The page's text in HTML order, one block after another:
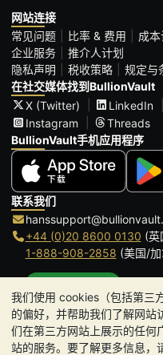
我们使用 cookies（包括第三
的偏好，并帮助我们了解网站
们在第三方网站上展示的任何
站的服务。要了解更多信息，
网站连接
常见问题
比率 & 费用 成
企业服务
推介人计划
隐私声明
税收策略 规定与
在社交媒体找到BullionVault
X (Twitter)
LinkedIn
Instagram
Threads
BullionVault手机应用程序
联系我们
+44 (0)20 8600 0130 (英
1-888-908-2858 (美国/
办公时间:
9am to 8:30pm (英国时间
Galmarley Ltd T/A